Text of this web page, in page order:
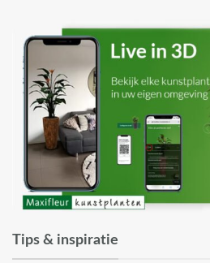
Tips & inspiratie